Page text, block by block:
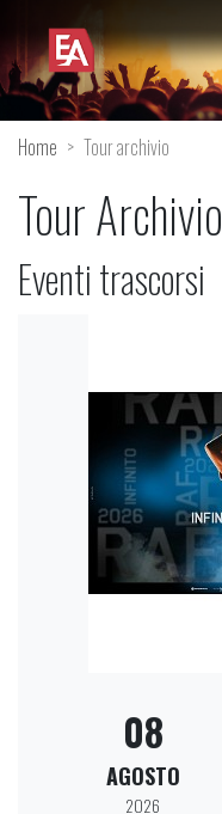
Home Tour archivio
Tour Archivio
Eventi trascorsi
08
AGOSTO
2026